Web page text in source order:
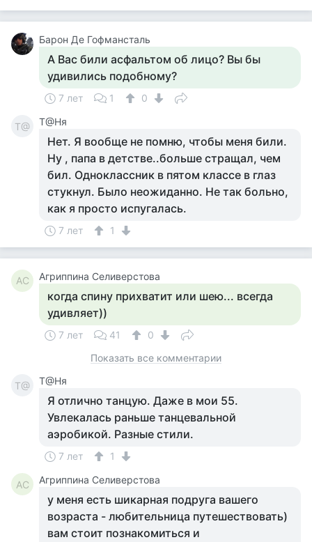
Барон Де Гофмансталь
А Вас били асфальтом об лицо? Вы бы
удивились подобному?
7 лет 1 0
Т@ Т@Ня
Нет. Я вообще не помню, чтобы меня били.
Ну , папа в детстве..больше стращал, чем
бил. Одноклассник в пятом классе в глаз
стукнул. Было неожиданно. Не так больно,
как я просто испугалась.
7 лет 1
АС Агриппина Селиверстова
когда спину прихватит или шею... всегда
удивляет))
7 лет 41
0
Показать все комментарии
Т@ Т@Ня
Я отлично танцую. Даже в мои 55.
Увлекалась раньше танцевальной
аэробикой. Разные стили.
7 лет 1
АС Агриппина Селиверстова
у меня есть шикарная подруга вашего
возраста - любительница путешествовать)
вам стоит познакомиться и